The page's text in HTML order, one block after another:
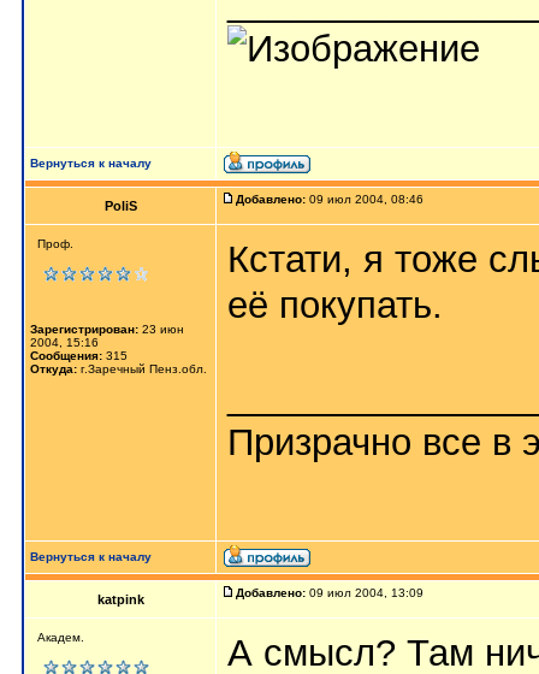
Вернуться к началу
PoliS Добавлено: 09 июл 2004, 08:46
Проф.
Зарегистрирован: 23 июн
2004, 15:16
Сообщения: 315
Откуда: г.Заречный Пенз.обл.
Кстати, я тоже
её покупать.
Призрачно все
Вернуться к началу
katpink Добавлено: 09 июл 2004, 13:09
Aкaдeм.
А смысл? Там